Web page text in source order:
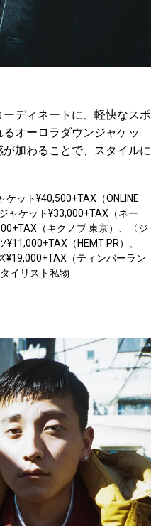
ディネートに、軽快なスポ
オーロラダウンジャケッ
加わることで、スタイルに
ケット¥40,500+TAX（ONLINE
ャケット¥33,000+TAX（ネー
（キクノブ 東京）、〈ジ
（HEMT PR）、
¥19,000+TAX（ティンバーラン
イリスト私物